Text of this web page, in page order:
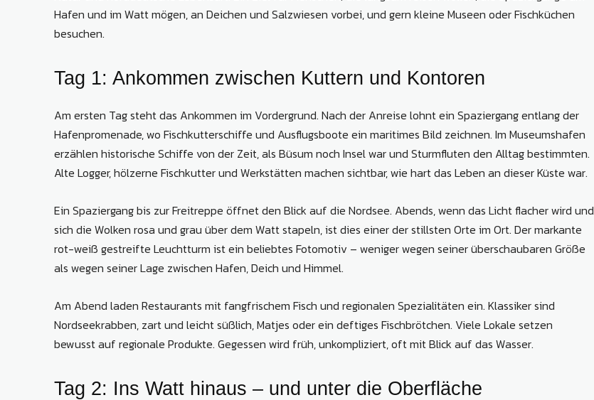
Hafen und im Watt mögen, an Deichen und Salzwiesen vorbei, und gern kleine Museen oder Fischküchen
besuchen.
Tag 1: Ankommen zwischen Kuttern und Kontoren
Am ersten Tag steht das Ankommen im Vordergrund. Nach der Anreise lohnt ein Spaziergang entlang der
Hafenpromenade, wo Fischkutterschiffe und Ausflugsboote ein maritimes Bild zeichnen. Im Museumshafen
erzählen historische Schiffe von der Zeit, als Büsum noch Insel war und Sturmfluten den Alltag bestimmten.
Alte Logger, hölzerne Fischkutter und Werkstätten machen sichtbar, wie hart das Leben an dieser Küste war.
Ein Spaziergang bis zur Freitreppe öffnet den Blick auf die Nordsee. Abends, wenn das Licht flacher wird und
sich die Wolken rosa und grau über dem Watt stapeln, ist dies einer der stillsten Orte im Ort. Der markante
rot-weiß gestreifte Leuchtturm ist ein beliebtes Fotomotiv – weniger wegen seiner überschaubaren Größe
als wegen seiner Lage zwischen Hafen, Deich und Himmel.
Am Abend laden Restaurants mit fangfrischem Fisch und regionalen Spezialitäten ein. Klassiker sind
Nordseekrabben, zart und leicht süßlich, Matjes oder ein deftiges Fischbrötchen. Viele Lokale setzen
bewusst auf regionale Produkte. Gegessen wird früh, unkompliziert, oft mit Blick auf das Wasser.
Tag 2: Ins Watt hinaus – und unter die Oberfläche